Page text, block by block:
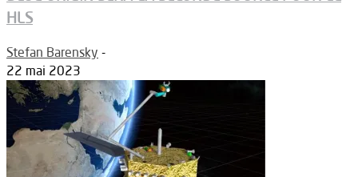
HLS
Stefan Barensky -
22 mai 2023